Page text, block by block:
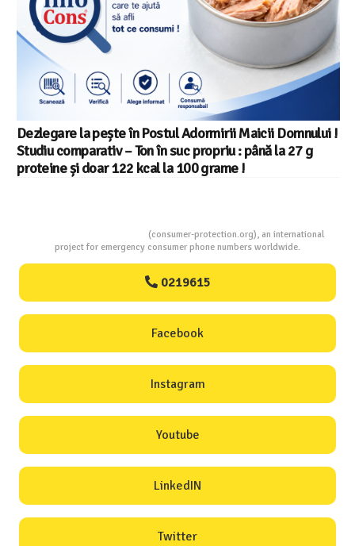
Dezlegare la pește în Postul Adormirii Maicii Domnului !
Studiu comparativ – Ton în suc propriu : până la 27 g
proteine și doar 122 kcal la 100 grame !
(consumer-protection.org), an international
project for emergency consumer phone numbers worldwide.
0219615
Facebook
Instagram
Youtube
LinkedIN
Twitter